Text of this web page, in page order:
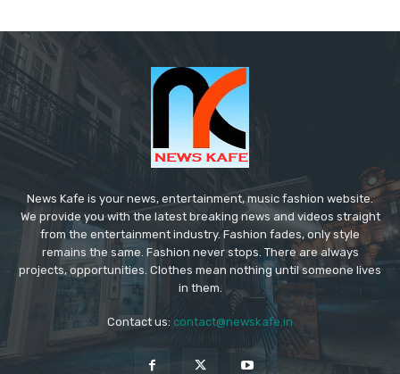
News Kafe is your news, entertainment, music fashion website.
We provide you with the latest breaking news and videos straight
from the entertainment industry. Fashion fades, only style
remains the same. Fashion never stops. There are always
projects, opportunities. Clothes mean nothing until someone lives
in them.
Contact us: contact@newskafe.in